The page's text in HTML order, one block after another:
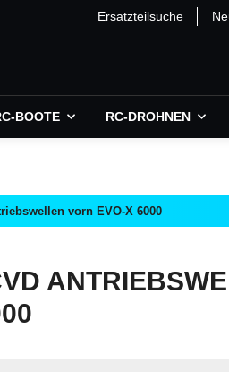
Ersatzteilsuche
BOOTE RC-DROHNEN
vorn EVO-X 6000